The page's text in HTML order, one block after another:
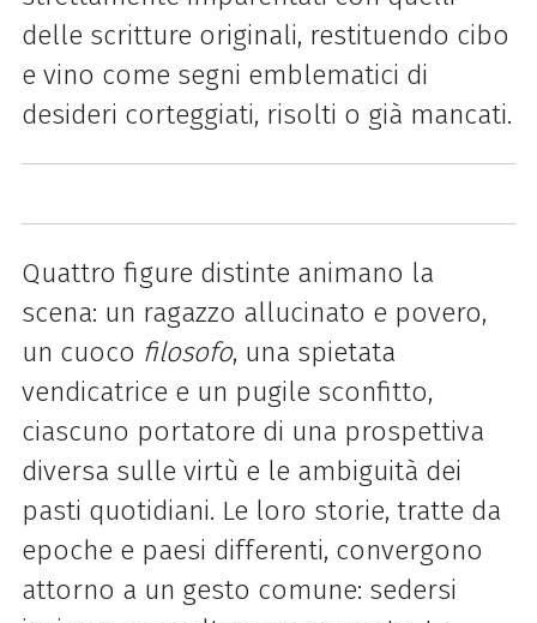
delle scritture originali, restituendo cibo
e vino come segni emblematici di
desideri corteggiati, risolti o già mancati.
Quattro figure distinte animano la
scena: un ragazzo allucinato e povero,
un cuoco filosofo, una spietata
vendicatrice e un pugile sconfitto,
ciascuno portatore di una prospettiva
diversa sulle virtù e le ambiguità dei
pasti quotidiani. Le loro storie, tratte da
epoche e paesi differenti, convergono
attorno a un gesto comune: sedersi